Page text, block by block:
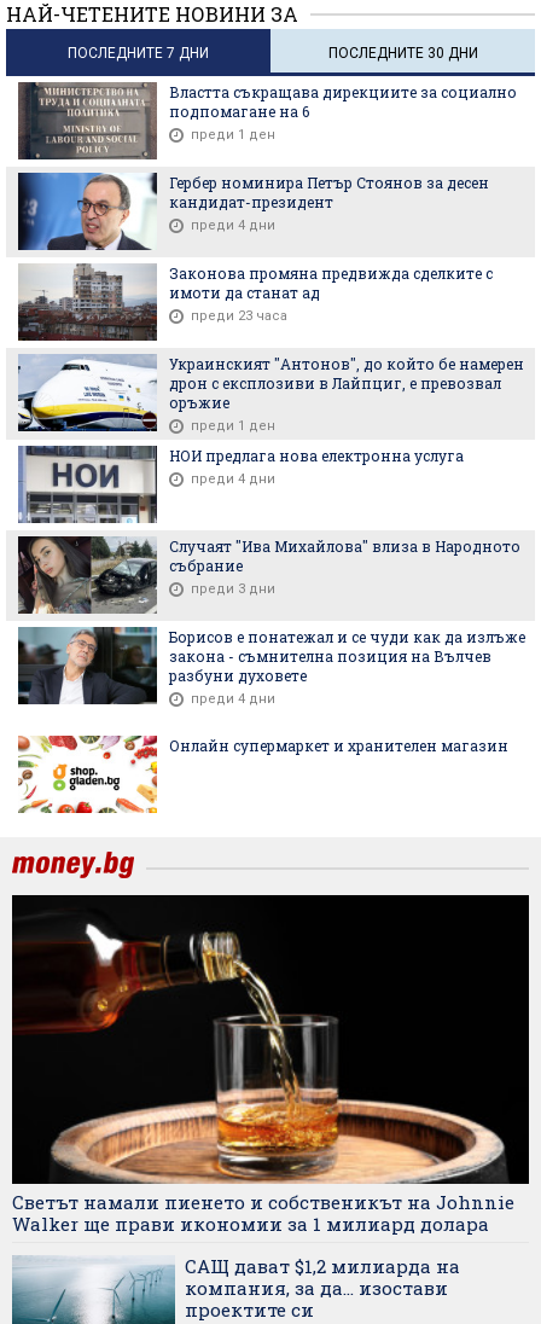
НАЙ-ЧЕТЕНИТЕ НОВИНИ ЗА
ПОСЛЕДНИТЕ 7 ДНИ ПОСЛЕДНИТЕ 30 ДНИ
Властта съкращава дирекциите за социално
подпомагане на 6
преди 1 ден
Гербер номинира Петър Стоянов за десен
кандидат-президент
преди 4 дни
Законова промяна предвижда сделките с
имоти да станат ад
преди 23 часа
Украинският "Антонов", до който бе намерен
дрон с експлозиви в Лайпциг, е превозвал
оръжие
преди 1 ден
НОИ предлага нова електронна услуга
преди 4 дни
Случаят "Ива Михайлова" влиза в Народното
събрание
преди 3 дни
Борисов е понатежал и се чуди как да излъже
закона - съмнителна позиция на Вълчев
разбуни духовете
преди 4 дни
Онлайн супермаркет и хранителен магазин
Светът намали пиенето и собственикът на Johnnie
Walker ще прави икономии за 1 милиард долара
САЩ дават $1,2 милиарда на
компания, за да... изостави
проектите си